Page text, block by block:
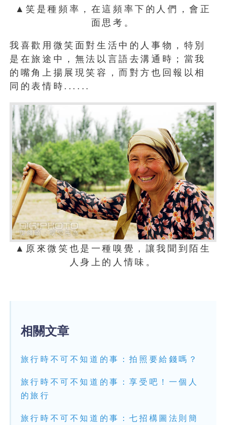
▲笑是種頻率，在這頻率下的人們，會正
面思考。
我喜歡用微笑面對生活中的人事物，特別
是在旅途中，無法以言語去溝通時；當我
的嘴角上揚展現笑容，而對方也回報以相
同的表情時......
▲原來微笑也是一種嗅覺，讓我聞到陌生
人身上的人情味。
相關文章
旅行時不可不知道的事：拍照要給錢嗎？
旅行時不可不知道的事：享受吧！一個人
的旅行
旅行時不可不知道的事：七招構圖法則簡